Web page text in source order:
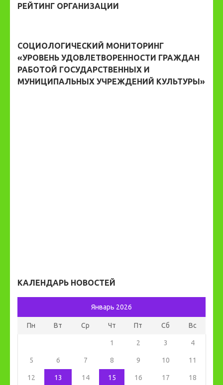
РЕЙТИНГ ОРГАНИЗАЦИИ
СОЦИОЛОГИЧЕСКИЙ МОНИТОРИНГ
«УРОВЕНЬ УДОВЛЕТВОРЕННОСТИ ГРАЖДАН
РАБОТОЙ ГОСУДАРСТВЕННЫХ И
МУНИЦИПАЛЬНЫХ УЧРЕЖДЕНИЙ КУЛЬТУРЫ»
КАЛЕНДАРЬ НОВОСТЕЙ
Январь 2026
Пн Вт Ср Чт Пт Сб Вс
1 2 3 4
5 6 7 8 9 10 11
12 13 14 15 16 17 18